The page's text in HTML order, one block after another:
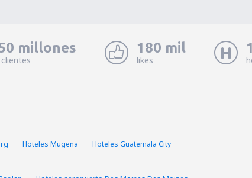
millones 180 mil
likes
Hoteles Mugena
Hoteles Guatemala City